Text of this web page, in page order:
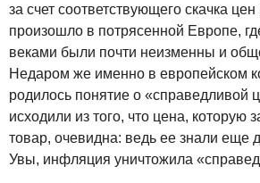
за счет соответствующего скачка
произошло в потрясенной Европе,
веками были почти неизменны и
Недаром же именно в европейском
родилось понятие о «справедливой
исходили из того, что цена, которую
товар, очевидна: ведь ее знали еще
Увы, инфляция уничтожила